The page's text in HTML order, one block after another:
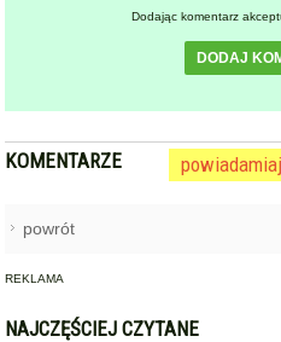
Dodając komentarz
DODAJ
KOMENTARZE
powrót
REKLAMA
NAJCZĘŚCIEJ CZYTANE